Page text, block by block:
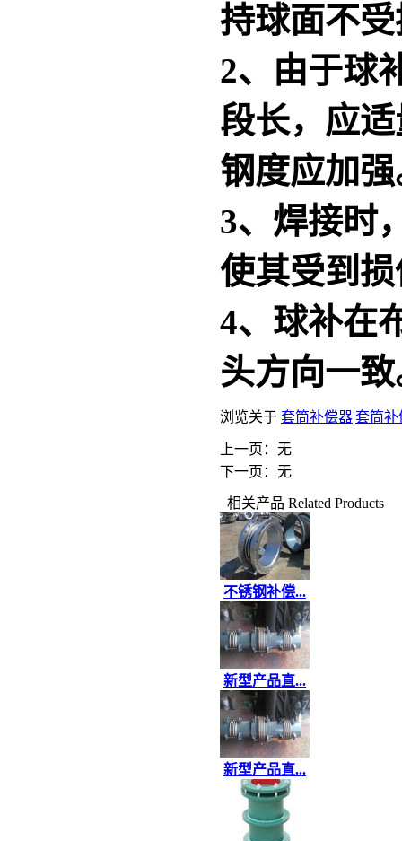
持球面不
2、由于球
段长，应
钢度应加
3、焊接时
使其受到
4、球补在
头方向一
浏览关于 套筒补偿器|套筒补
上一页：无
下一页：无
相关产品 Related Products
不锈钢补偿...
新型产品直...
新型产品直...